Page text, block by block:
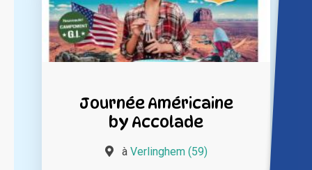
Journée Américaine
by Accolade
à Verlinghem (59)